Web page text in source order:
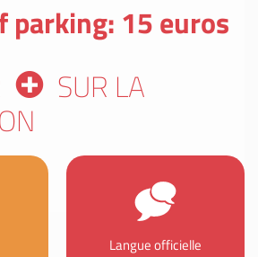
parking: 15 euros
SUR LA
Langue officielle